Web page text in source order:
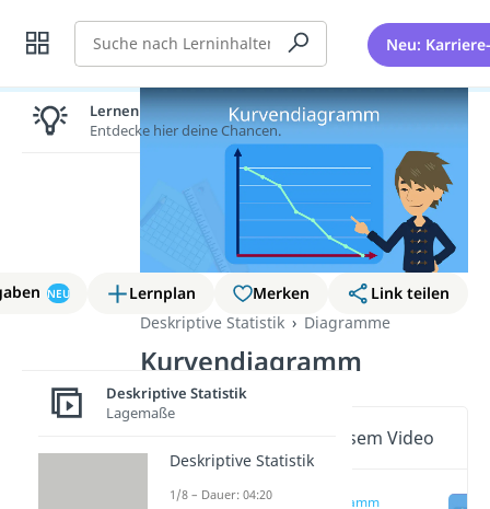
Suche Neu:
NEU Lernplan Merken
Link teilen
Deskriptive Statistik
Diagramme
Kurvendiagramm
Wichtige Inhalte in diesem Video
Kurvendiagramm
Lernen lohnt sich!
Entdecke hier deine Chancen.
Deskriptive Statistik
Lagemaße
Deskriptive Statistik
1/8 – Dauer: 04:20